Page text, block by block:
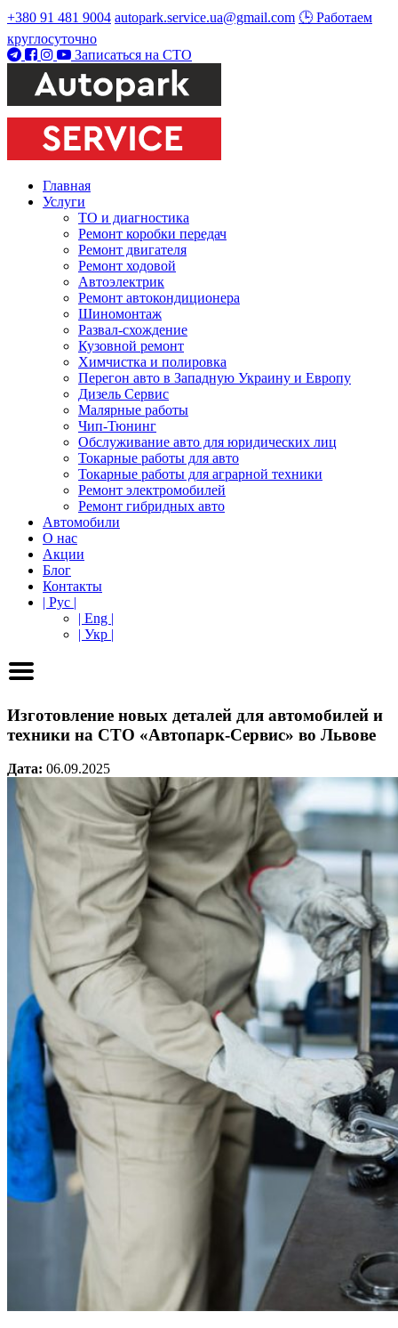
+380 91 481 9004 autopark.service.ua@gmail.com 🕒 Работаем
круглосуточно
Записаться на СТО
Главная
Услуги
ТО и диагностика
Ремонт коробки передач
Ремонт двигателя
Ремонт ходовой
Автоэлектрик
Ремонт автокондиционера
Шиномонтаж
Развал-схождение
Кузовной ремонт
Химчистка и полировка
Перегон авто в Западную Украину и Европу
Дизель Сервис
Малярные работы
Чип-Тюнинг
Обслуживание авто для юридических лиц
Токарные работы для авто
Токарные работы для аграрной техники
Ремонт электромобилей
Ремонт гибридных авто
Автомобили
О нас
Акции
Блог
Контакты
| Рус |
| Eng |
| Укр |
Изготовление новых деталей для автомобилей и
техники на СТО «Автопарк-Сервис» во Львове
Дата: 06.09.2025